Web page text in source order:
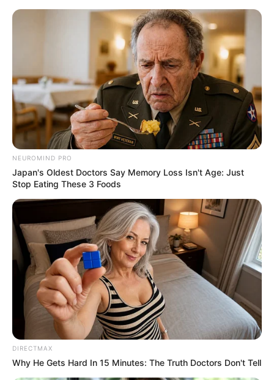
NEUROMIND PRO
Japan's Oldest Doctors Say Memory Loss Isn't Age: Just
Stop Eating These 3 Foods
DIRECTMAX
Why He Gets Hard In 15 Minutes: The Truth Doctors Don't Tell